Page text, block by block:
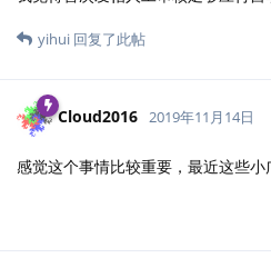
yihui 回复了此帖
Cloud2016 2019年11月14日
感觉这个事情比较重要，最近这些小